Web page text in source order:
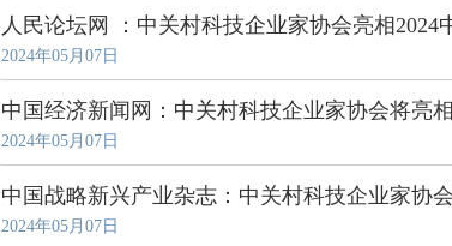
人民论坛网 ：中关村科技企业家协会亮相2024
2024年05月07日
中国经济新闻网：中关村科技企业家协会将亮
2024年05月07日
中国战略新兴产业杂志：中关村科技企业家协
2024年05月07日